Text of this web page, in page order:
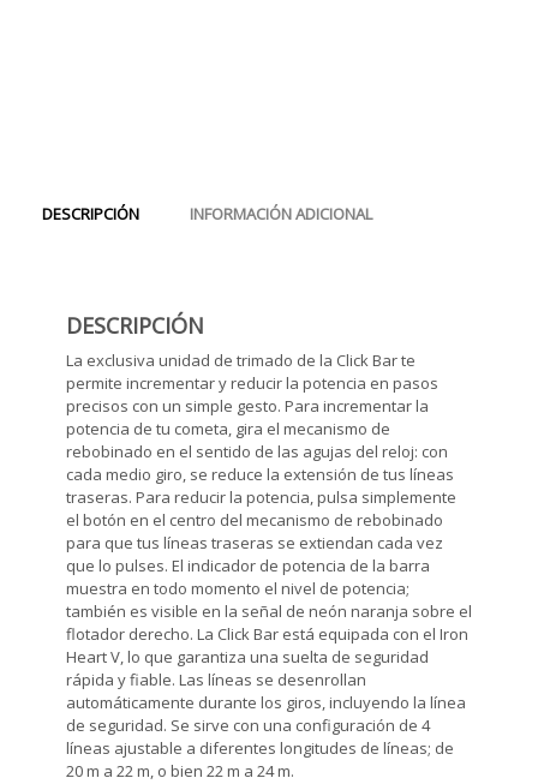
DESCRIPCIÓN INFORMACIÓN ADICIONAL
DESCRIPCIÓN
La exclusiva unidad de trimado de la Click Bar te
permite incrementar y reducir la potencia en pasos
precisos con un simple gesto. Para incrementar la
potencia de tu cometa, gira el mecanismo de
rebobinado en el sentido de las agujas del reloj: con
cada medio giro, se reduce la extensión de tus líneas
traseras. Para reducir la potencia, pulsa simplemente
el botón en el centro del mecanismo de rebobinado
para que tus líneas traseras se extiendan cada vez
que lo pulses. El indicador de potencia de la barra
muestra en todo momento el nivel de potencia;
también es visible en la señal de neón naranja sobre el
flotador derecho. La Click Bar está equipada con el Iron
Heart V, lo que garantiza una suelta de seguridad
rápida y fiable. Las líneas se desenrollan
automáticamente durante los giros, incluyendo la línea
de seguridad. Se sirve con una configuración de 4
líneas ajustable a diferentes longitudes de líneas; de
20 m a 22 m, o bien 22 m a 24 m.